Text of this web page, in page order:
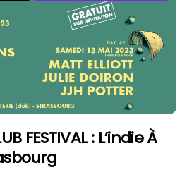
FESTIVAL : L’indie À